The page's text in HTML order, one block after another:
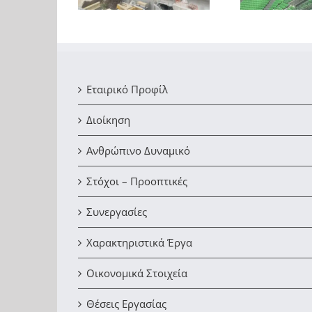
Εταιρικό Προφίλ
Διοίκηση
Ανθρώπινο Δυναμικό
Στόχοι – Προοπτικές
Συνεργασίες
Χαρακτηριστικά Έργα
Οικονομικά Στοιχεία
Θέσεις Εργασίας